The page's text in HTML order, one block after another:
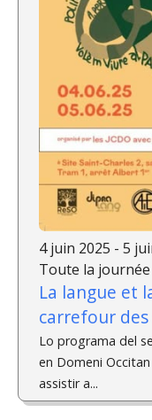
4 juin 2025 - 5
Toute la journée
La langue et
carrefour
Lo programa del
en Domeni
assistir a...